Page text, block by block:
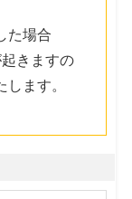
た場合
きますの
ます。